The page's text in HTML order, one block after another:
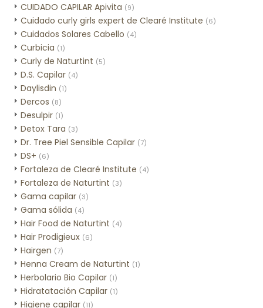
CUIDADO CAPILAR Apivita (9)
Cuidado curly girls expert de Clearé Institute (6)
Cuidados Solares Cabello (4)
Curbicia (1)
Curly de Naturtint (5)
D.S. Capilar (4)
Daylisdin (1)
Dercos (8)
Desulpir (1)
Detox Tara (3)
Dr. Tree Piel Sensible Capilar (7)
DS+ (6)
Fortaleza de Clearé Institute (4)
Fortaleza de Naturtint (3)
Gama capilar (3)
Gama sólida (4)
Hair Food de Naturtint (4)
Hair Prodigieux (6)
Hairgen (7)
Henna Cream de Naturtint (1)
Herbolario Bio Capilar (1)
Hidratatación Capilar (1)
Higiene capilar (11)